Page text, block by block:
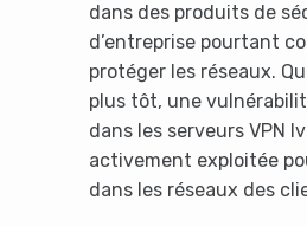
dans des produits de
d’entreprise pourtant
protéger les réseaux.
plus tôt, une
dans les serveurs VPN
activement exploitée
dans les réseaux des